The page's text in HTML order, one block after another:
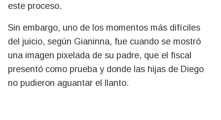
este proceso.
Sin embargo, uno de los momentos más difíciles
del juicio, según Gianinna, fue cuando se mostró
una imagen pixelada de su padre, que el fiscal
presentó como prueba y donde las hijas de Diego
no pudieron aguantar el llanto.